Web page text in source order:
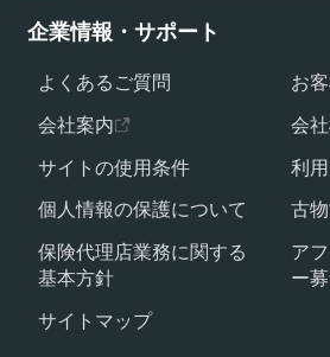
企業情報・サポート
よくあるご質問
お
会社案内
会
サイトの使用条件
利
個人情報の保護について
古
保険代理店業務に関する
基本方針
ア
ー
サイトマップ